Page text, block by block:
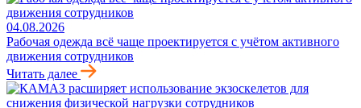
04.08.2026
Рабочая одежда всё чаще проектируется с учётом активного
движения сотрудников
Читать далее